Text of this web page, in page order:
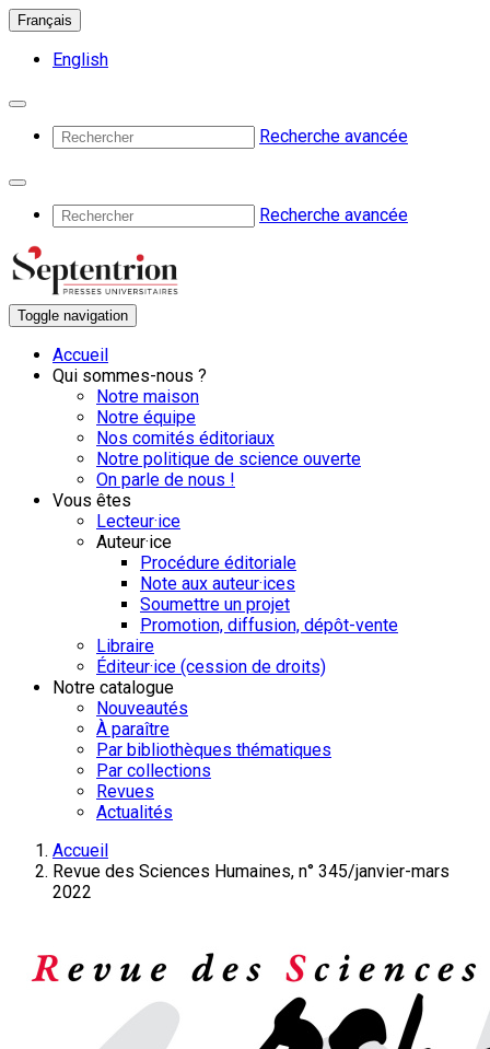
Français
English
Recherche avancée
Recherche avancée
Toggle navigation
Accueil
Qui sommes-nous ?
Notre maison
Notre équipe
Nos comités éditoriaux
Notre politique de science ouverte
On parle de nous !
Vous êtes
Lecteur·ice
Auteur·ice
Procédure éditoriale
Note aux auteur·ices
Soumettre un projet
Promotion, diffusion, dépôt-vente
Libraire
Éditeur·ice (cession de droits)
Notre catalogue
Nouveautés
À paraître
Par bibliothèques thématiques
Par collections
Revues
Actualités
Accueil
Revue des Sciences Humaines, n° 345/janvier-mars
2022